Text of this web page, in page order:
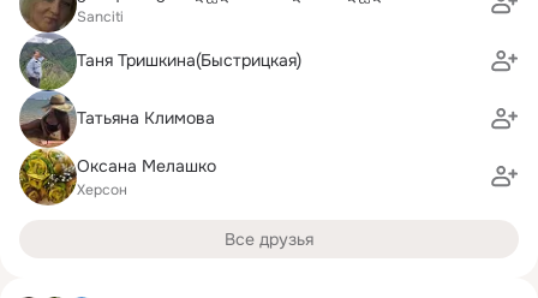
Sanciti
Таня Тришкина(Быстрицкая)
Татьяна Климова
Оксана Мелашко
Херсон
Все друзья